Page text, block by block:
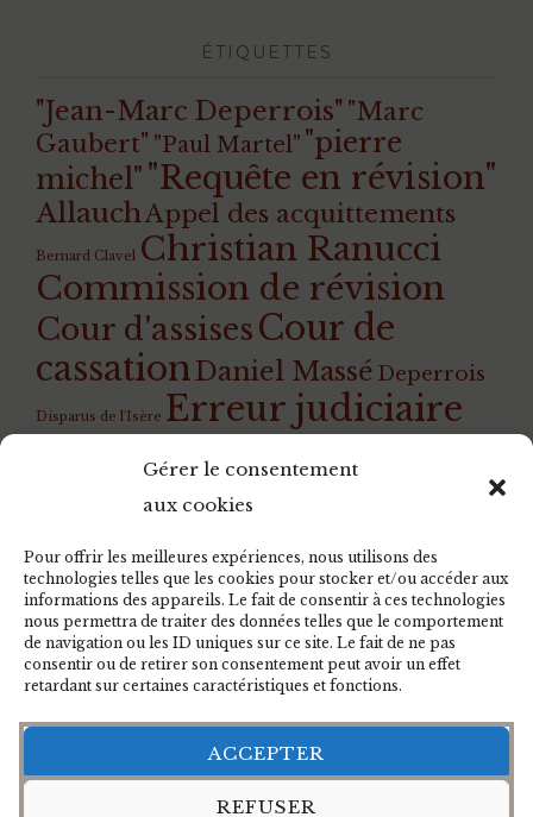
Gérer le consentement
aux cookies
Pour offrir les meilleures expériences, nous utilisons des
technologies telles que les cookies pour stocker et/ou accéder aux
informations des appareils. Le fait de consentir à ces technologies
nous permettra de traiter des données telles que le comportement
de navigation ou les ID uniques sur ce site. Le fait de ne pas
consentir ou de retirer son consentement peut avoir un effet
retardant sur certaines caractéristiques et fonctions.
ACCEPTER
REFUSER
ÉTIQUETTES
"Jean-Marc Deperrois""Marc
Gaubert" "Paul Martel" "pierre
michel" "Requête en révision"
AllauchAppel des acquittements
Bernard Clavel Christian Ranucci
Commission de révision
Cour d'assisesCour de
cassationDaniel Massé Deperrois
Disparus de l'Isère Erreur judiciaire
Ilda di MarinoInstruction
Jean-Michel Bissonnet Jean-Pierre
empoisonnée Deperrois Rouen Gruchet
GaubertJustice Jérôme DucheminLoi
rétroactiveLubin Ludovic Janvier Magali Guillemot
Marilyse LebranchuMathonMyriam
ColderPeine de mortpullover
rougeQuestion prioritaire de
constitutionnalité Rambla